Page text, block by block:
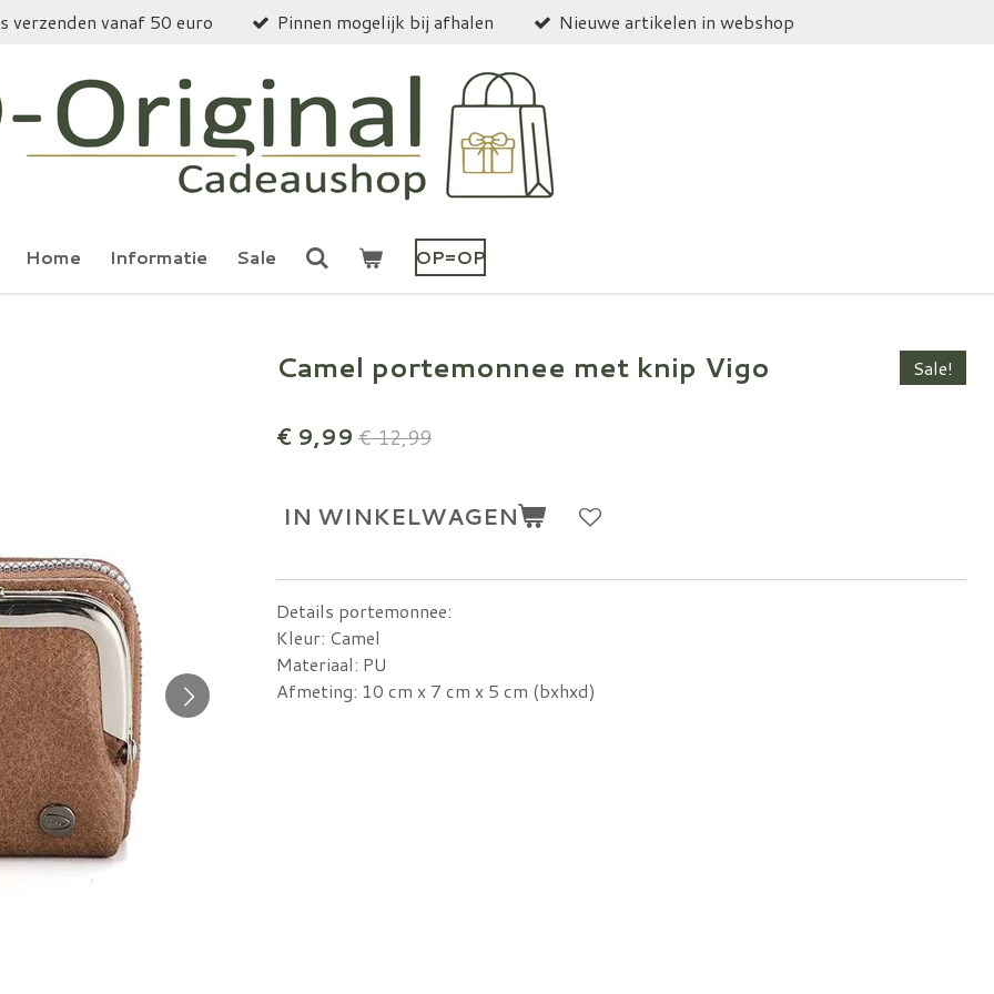
verzenden vanaf 50 euro Pinnen mogelijk bij afhalen Nieuwe artikelen in webshop
Home Informatie Sale OP=OP
Camel portemonnee met knip Vigo Sale!
€ 9,99 € 12,99
IN WINKELWAGEN
Details portemonnee:
Kleur: Camel
Materiaal: PU
Afmeting: 10 cm x 7 cm x 5 cm (bxhxd)